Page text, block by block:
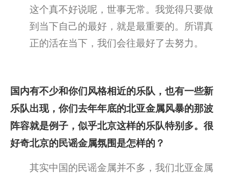
这个真不好说呢，世事无常。我觉得只要做
到当下自己的最好，就是最重要的。所谓真
正的活在当下，我们会往最好了去努力。
国内有不少和你们风格相近的乐队，也有一些新
乐队出现，你们去年年底的北亚金属风暴的那波
阵容就是例子，似乎北京这样的乐队特别多。很
好奇北京的民谣金属氛围是怎样的？
其实中国的民谣金属并不多，我们北亚金属